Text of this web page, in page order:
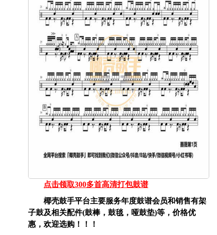
点击领取300多首高清打包鼓谱
椰壳鼓手平台主要服务年度鼓谱会员和销售有架
子鼓及相关配件(鼓棒，鼓毯，哑鼓垫)等，价格优
惠，欢迎选购！！！